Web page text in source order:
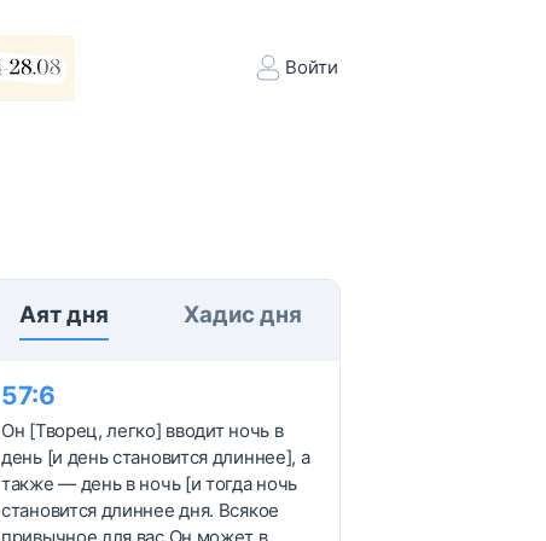
Войти
Аят дня Хадис дня
57:6
Он [Творец, легко] вводит ночь в
день [и день становится длиннее], а
также — день в ночь [и тогда ночь
становится длиннее дня. Всякое